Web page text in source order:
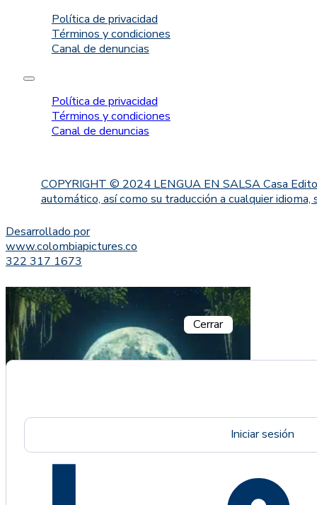
Política de privacidad
Términos y condiciones
Canal de denuncias
Política de privacidad
Términos y condiciones
Canal de denuncias
COPYRIGHT © 2024 LENGUA EN SALSA Casa
automático, así como su traducción a cualquier
Desarrollado por
www.colombiapictures.co
322 317 1673
Cerrar
Iniciar sesión